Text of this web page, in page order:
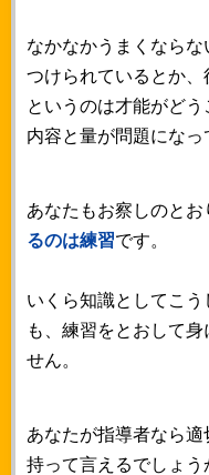
なかなかうまくなら
つけられているとか、
というのは才能がど
内容と量が問題になっ
あなたもお察しのと
るのは練習です。
いくら知識としてこ
も、練習をとおして
せん。
あなたが指導者なら
持って言えるでしょう